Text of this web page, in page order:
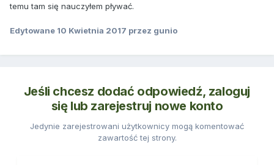
temu tam się nauczyłem pływać.
Edytowane 10 Kwietnia 2017 przez gunio
Jeśli chcesz dodać odpowiedź, zaloguj
się lub zarejestruj nowe konto
Jedynie zarejestrowani użytkownicy mogą komentować
zawartość tej strony.